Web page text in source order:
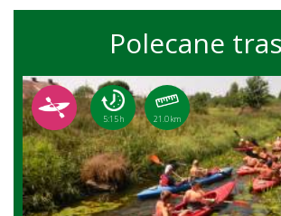
Polecane
5:15 h 21.0 km